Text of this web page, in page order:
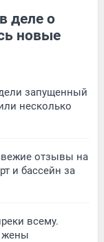
деле о
новые
запущенный
несколько
отзывы на
и бассейн за
всему.
жены